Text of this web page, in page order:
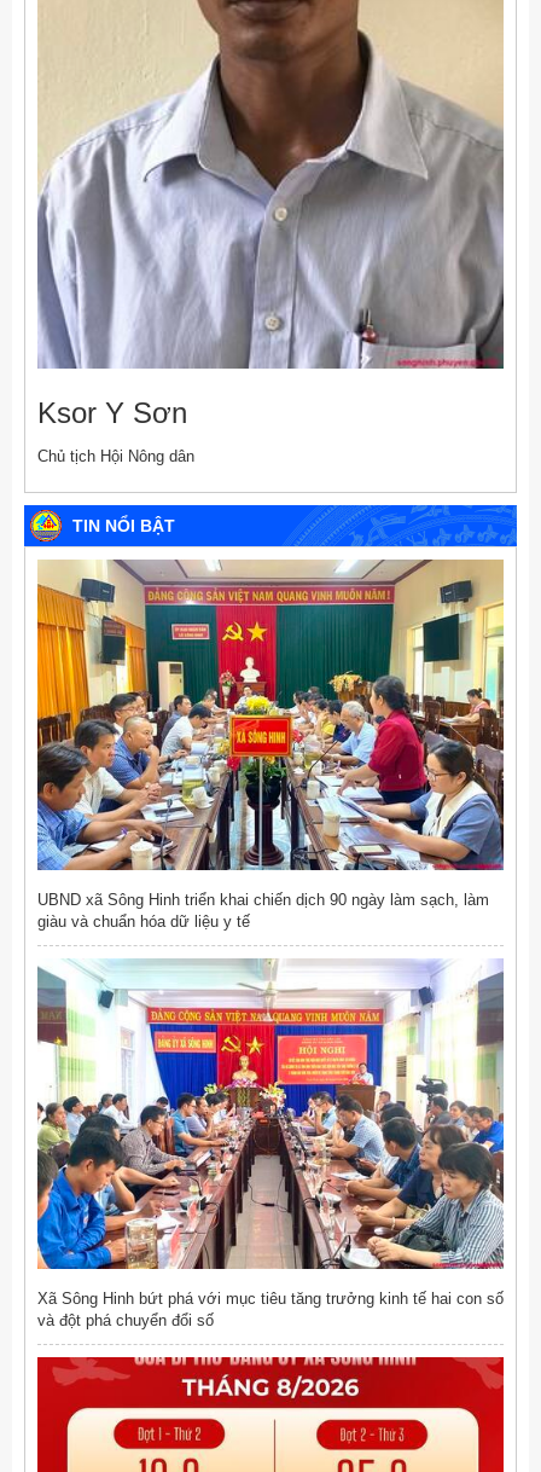
Ksor Y Sơn
Chủ tịch Hội Nông dân
TIN NỔI BẬT
UBND xã Sông Hinh triển khai chiến dịch 90 ngày làm sạch, làm
giàu và chuẩn hóa dữ liệu y tế
Xã Sông Hinh bứt phá với mục tiêu tăng trưởng kinh tế hai con số
và đột phá chuyển đổi số